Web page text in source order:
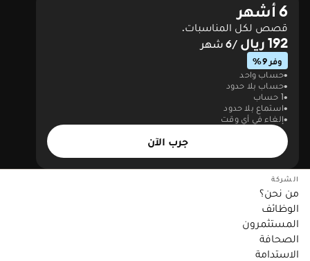
6 أشهر
قصص لكل المناسبات.
192 ريال /6 شهر
وفر 9%
حساب واحد
حساب بلا حدود
1 حساب
استماع بلا حدود
إلغاء في أي وقت
جرب الآن
الشركة
من نحن؟
الوظائف
المستثمرون
الصحافة
الاستدامة